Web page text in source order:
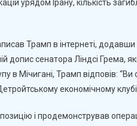
урядом Ірану, кількість
Трамп в інтернеті,
допис сенатора Ліндсі Грема,
в Мічигані, Трамп відповів: “Ви
економічному
і продемонстрував